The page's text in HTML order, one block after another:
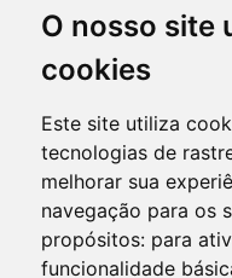
O nosso site
cookies
Este site utiliza
tecnologias de
melhorar sua
navegação para os
propósitos: para
funcionalidade
está licenciado com uma
Creative Commons -
.
Andrade, n. 50, 3º
80.020-300
+55 41 3352-0716
rinc